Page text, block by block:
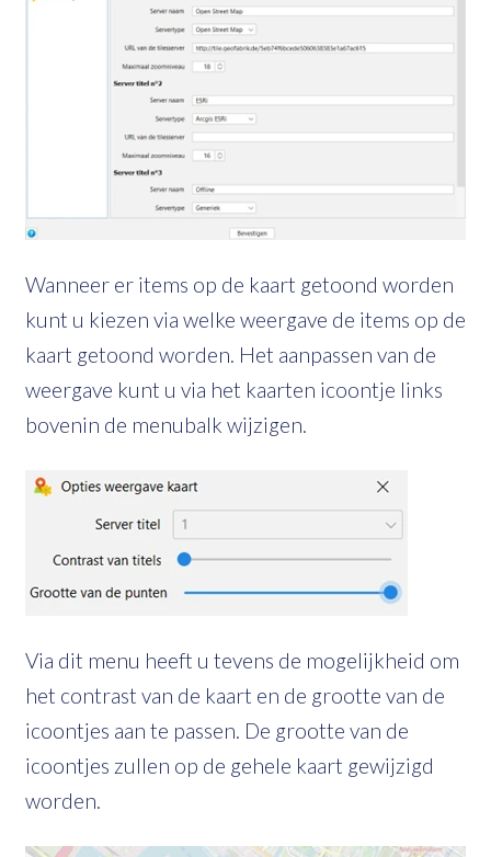
Wanneer er items op de kaart getoond worden
kunt u kiezen via welke weergave de items op de
kaart getoond worden. Het aanpassen van de
weergave kunt u via het kaarten icoontje links
bovenin de menubalk wijzigen.
Via dit menu heeft u tevens de mogelijkheid om
het contrast van de kaart en de grootte van de
icoontjes aan te passen. De grootte van de
icoontjes zullen op de gehele kaart gewijzigd
worden.